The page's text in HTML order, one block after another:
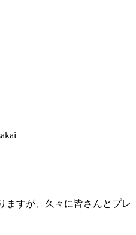
ますが、久々に皆さんとプレ